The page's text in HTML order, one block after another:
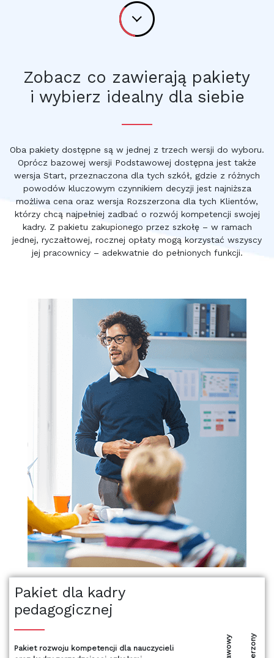
Zobacz co zawierają pakiety
i wybierz idealny dla siebie
Oba pakiety dostępne są w jednej z trzech wersji do wyboru.
Oprócz bazowej wersji Podstawowej dostępna jest także
wersja Start, przeznaczona dla tych szkół, gdzie z różnych
powodów kluczowym czynnikiem decyzji jest najniższa
możliwa cena oraz wersja Rozszerzona dla tych Klientów,
którzy chcą najpełniej zadbać o rozwój kompetencji swojej
kadry. Z pakietu zakupionego przez szkołę – w ramach
jednej, ryczałtowej, rocznej opłaty mogą korzystać wszyscy
jej pracownicy – adekwatnie do pełnionych funkcji.
Pakiet dla kadry
pedagogicznej
Pakiet rozwoju kompetencji dla nauczycieli